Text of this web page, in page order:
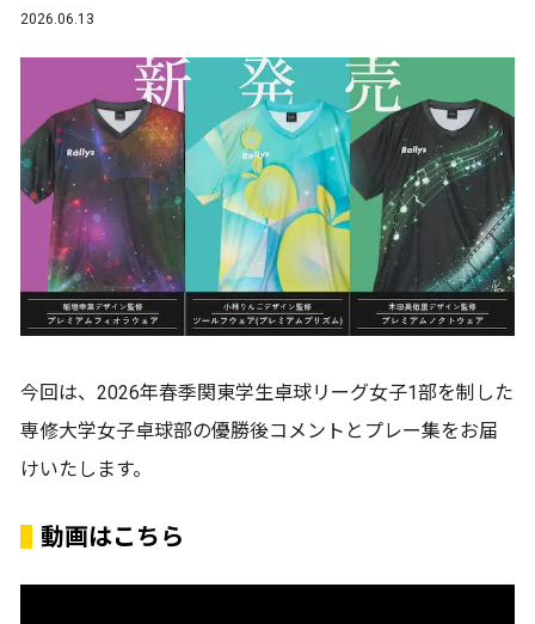
2026.06.13
今回は、2026年春季関東学生卓球リーグ女子1部を制した
専修大学女子卓球部の優勝後コメントとプレー集をお届
けいたします。
動画はこちら